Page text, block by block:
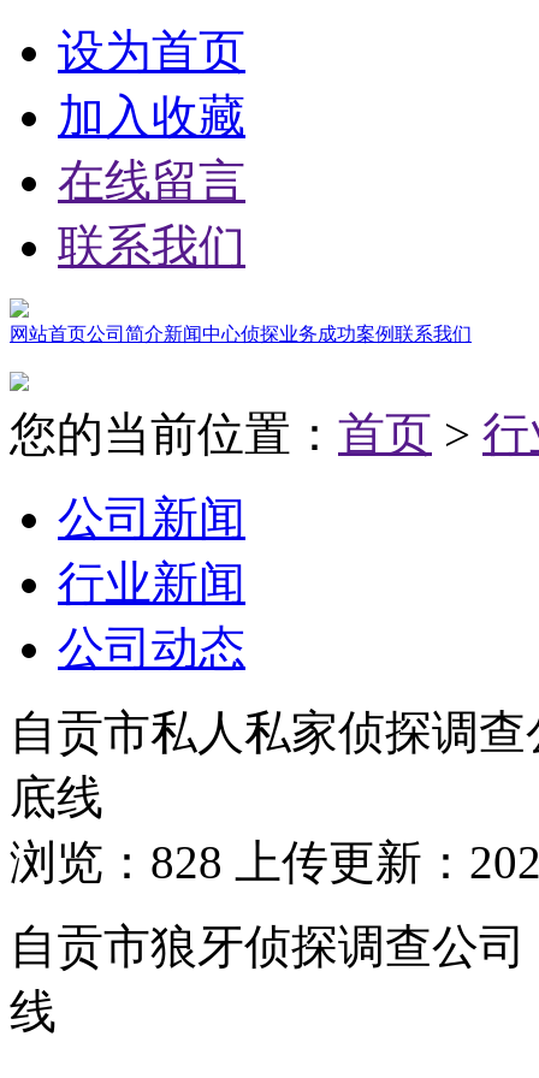
设为首页
加入收藏
在线留言
联系我们
网站首页公司简介新闻中心侦探业务成功案例联系我们
您的当前位置： 首页 >
公司新闻
行业新闻
公司动态
自贡市私人私家侦探调
底线
浏览：828 上传更新：
自贡市狼牙侦探调查公
线